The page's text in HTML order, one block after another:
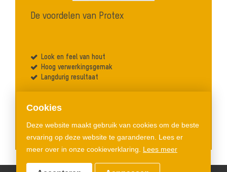
Cookies
Deze website maakt gebruik van cookies om de beste
ervaring op deze website te garanderen. Lees er
meer over in onze cookieverklaring. Lees meer
De voordelen van Protex
Look en feel van hout
Hoog verwerkingsgemak
Langdurig resultaat
Vraag een staal aan